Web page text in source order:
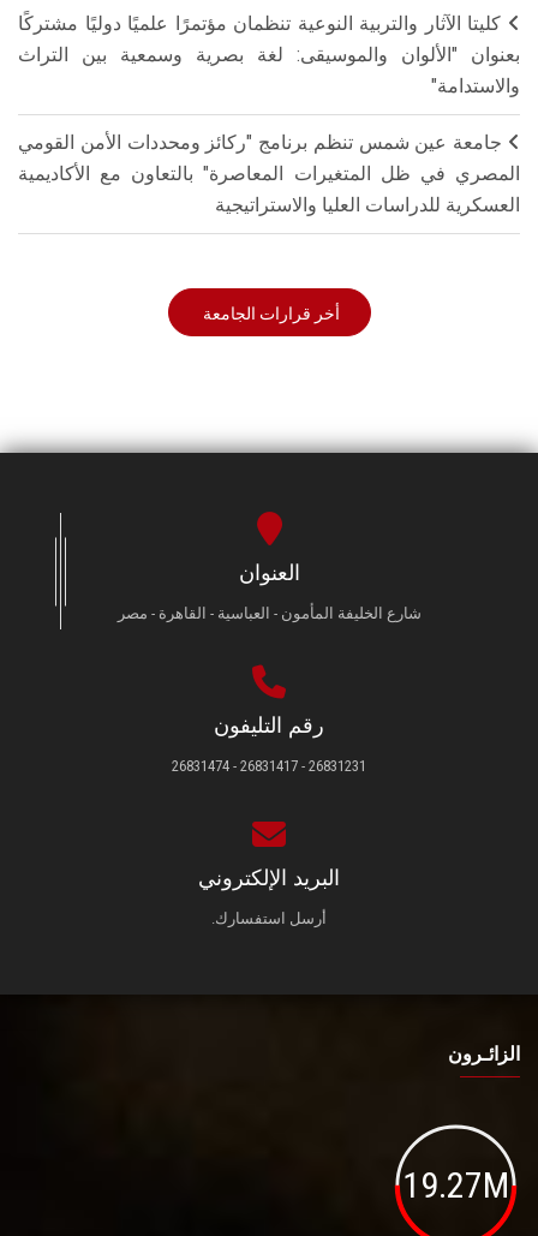
كليتا الآثار والتربية النوعية تنظمان مؤتمرًا علميًا دوليًا مشتركًا
بعنوان "الألوان والموسيقى: لغة بصرية وسمعية بين التراث
والاستدامة"
جامعة عين شمس تنظم برنامج "ركائز ومحددات الأمن القومي
المصري في ظل المتغيرات المعاصرة" بالتعاون مع الأكاديمية
العسكرية للدراسات العليا والاستراتيجية
أخر قرارات الجامعة
العنوان
شارع الخليفة المأمون - العباسية - القاهرة - مصر
رقم التليفون
26831231 - 26831417 - 26831474
البريد الإلكتروني
أرسل استفسارك.
الزائـرون
19.27M